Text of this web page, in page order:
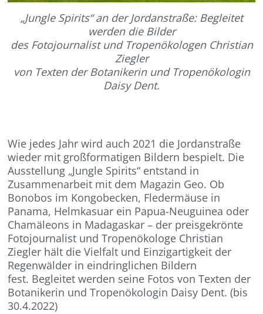
„Jungle Spirits“ an der Jordanstraße: Begleitet
werden die Bilder
des Fotojournalist und Tropenökologen Christian
Ziegler
von Texten der Botanikerin und Tropenökologin
Daisy Dent.
Wie jedes Jahr wird auch 2021 die Jordanstraße
wieder mit großformatigen Bildern bespielt. Die
Ausstellung „Jungle Spirits“ entstand in
Zusammenarbeit mit dem Magazin Geo. Ob
Bonobos im Kongobecken, Fledermäuse in
Panama, Helmkasuar ein Papua-Neuguinea oder
Chamäleons in Madagaskar – der preisgekrönte
Fotojournalist und Tropenökologe Christian
Ziegler hält die Vielfalt und Einzigartigkeit der
Regenwälder in eindringlichen Bildern
fest. Begleitet werden seine Fotos von Texten der
Botanikerin und Tropenökologin Daisy Dent. (bis
30.4.2022)